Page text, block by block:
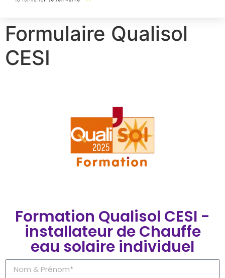
Formulaire Qualisol
CESI
Formation Qualisol CESI -
installateur de Chauffe
eau solaire individuel